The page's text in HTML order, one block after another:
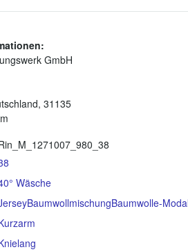
GmbH
31135
Wäsche
BaumwollmischungBaumwolle-Modal